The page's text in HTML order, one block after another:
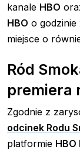
kanale HBO
HBO o godzinie
miejsce o
Ród
premiera
Zgodnie z
odcinek Rodu
platformie HBO